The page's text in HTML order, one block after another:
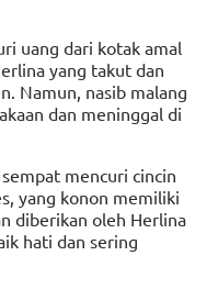
uang dari kotak amal
yang takut dan
Namun, nasib malang
dan meninggal di
mencuri cincin
yang konon memiliki
diberikan oleh Herlina
hati dan sering